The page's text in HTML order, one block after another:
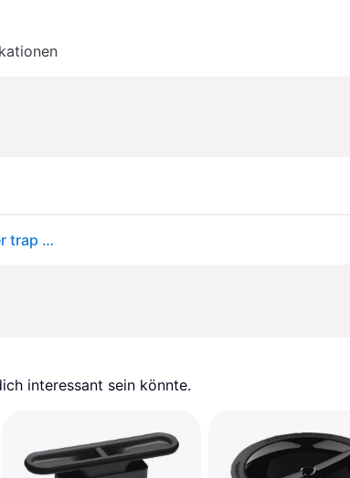
Unidrain Drain unit w/horizontal outlet Ø50 mm incl. water trap corner drain
interessant sein könnte.